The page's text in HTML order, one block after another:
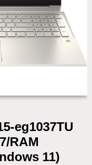
eg1037TU
RAM
11)